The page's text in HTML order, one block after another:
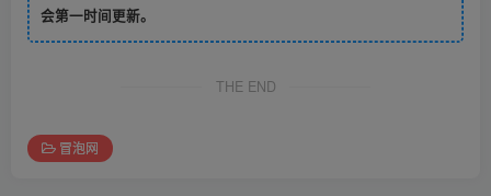
会第一时间更新。
THE END
冒泡网